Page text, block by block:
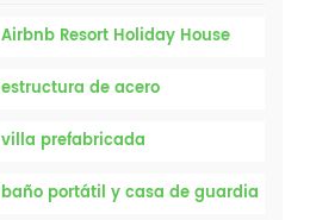
Airbnb Resort Holiday House
estructura de acero
villa prefabricada
baño portátil y casa de guardia